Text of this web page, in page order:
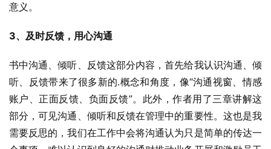
意义。
3、及时反馈，用心沟通
书中沟通、倾听、反馈这部分内容，首先给我认识沟通、倾
听、反馈带来了很多新的.概念和角度，像“沟通视窗、情感
账户、正面反馈、负面反馈”。此外，作者用了三章讲解这
部分，可见沟通、倾听和反馈在管理中的重要性。这也是我
需要反思的，我们在工作中会将沟通认为只是简单的传达一